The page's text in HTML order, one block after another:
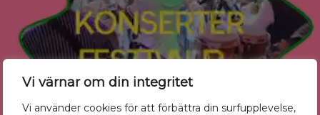
Vi värnar om din integritet
Vi använder cookies för att förbättra din surfupplevelse,